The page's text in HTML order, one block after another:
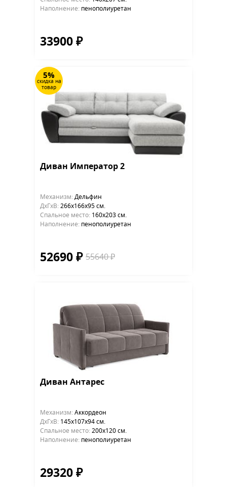
Наполнение: пенополиуретан
33900 ₽
5%
скидка на
товар
Диван Император 2
Механизм: Дельфин
ДхГхВ: 266х166x95 см.
Cпальное место: 160х203 см.
Наполнение: пенополиуретан
52690 ₽ 55640 ₽
Диван Антарес
Механизм: Аккордеон
ДхГхВ: 145х107x94 см.
Cпальное место: 200х120 см.
Наполнение: пенополиуретан
29320 ₽